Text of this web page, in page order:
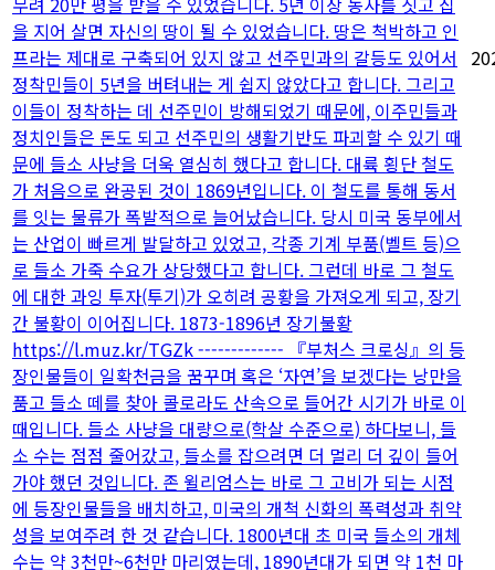
을 지어 살면 자신의 땅이 될 수 있었습니다. 땅은 척박하고 인
프라는 제대로 구축되어 있지 않고 선주민과의 갈등도 있어서
정착민들이 5년을 버텨내는 게 쉽지 않았다고 합니다. 그리고
이들이 정착하는 데 선주민이 방해되었기 때문에, 이주민들과
정치인들은 돈도 되고 선주민의 생활기반도 파괴할 수 있기 때
문에 들소 사냥을 더욱 열심히 했다고 합니다. 대륙 횡단 철도
가 처음으로 완공된 것이 1869년입니다. 이 철도를 통해 동서
를 잇는 물류가 폭발적으로 늘어났습니다. 당시 미국 동부에서
는 산업이 빠르게 발달하고 있었고, 각종 기계 부품(벨트 등)으
로 들소 가죽 수요가 상당했다고 합니다. 그런데 바로 그 철도
에 대한 과잉 투자(투기)가 오히려 공황을 가져오게 되고, 장기
간 불황이 이어집니다. 1873-1896년 장기불황
https://l.muz.kr/TGZk ------------- 『부처스 크로싱』의 등
장인물들이 일확천금을 꿈꾸며 혹은 ‘자연’을 보겠다는 낭만을
품고 들소 떼를 찾아 콜로라도 산속으로 들어간 시기가 바로 이
때입니다. 들소 사냥을 대량으로(학살 수준으로) 하다보니, 들
소 수는 점점 줄어갔고, 들소를 잡으려면 더 멀리 더 깊이 들어
가야 했던 것입니다. 존 윌리엄스는 바로 그 고비가 되는 시점
에 등장인물들을 배치하고, 미국의 개척 신화의 폭력성과 취약
성을 보여주려 한 것 같습니다. 1800년대 초 미국 들소의 개체
수는 약 3천만~6천만 마리였는데, 1890년대가 되면 약 1천 마